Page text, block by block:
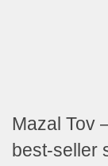
Mazal Tov
best-seller